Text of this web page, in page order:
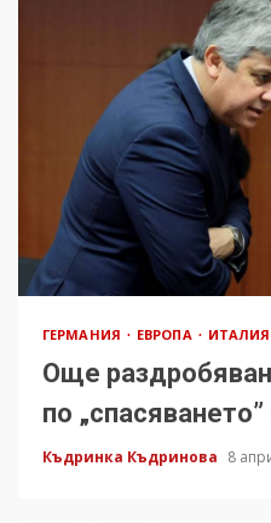
ГЕРМАНИЯ ЕВРОПА ИТАЛИЯ
Още
по
Къдринка Къдринова 8